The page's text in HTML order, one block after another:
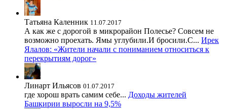
Татьяна Каленник 11.07.2017
А как же с дорогой в микрорайон Полесье? Совсем не
возможно проехать. Ямы углубили.И бросили.С... Ирек
Ялалов: «Жители начали с пониманием относиться к
перекрытиям дорог»
Линарт Ильясов 01.07.2017
где хорош врать самим себе... Доходы жителей
Башкирии выросли на 9,5%